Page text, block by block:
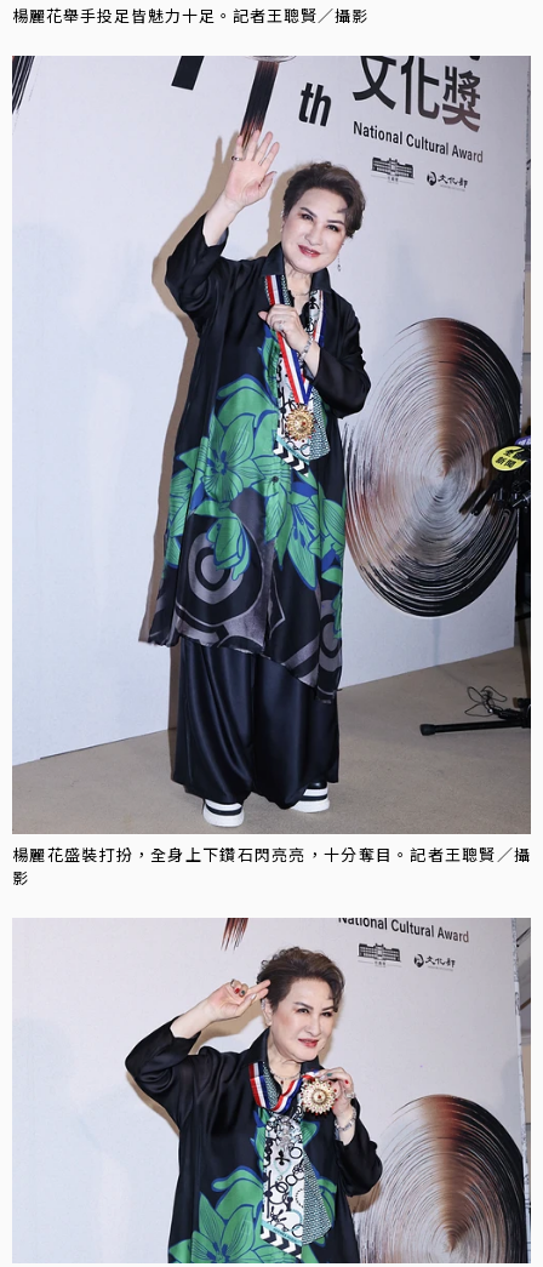
楊麗花舉手投足皆魅力十足。記者王聰賢／攝影
楊麗花盛裝打扮，全身上下鑽石閃亮亮，十分奪目。記者王聰賢／攝
影